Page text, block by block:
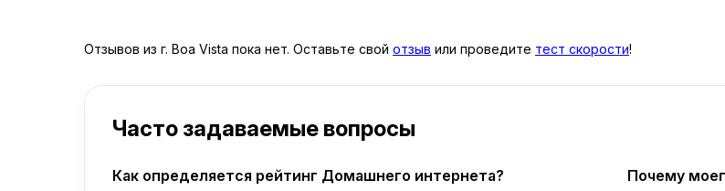
Отзывов из г. Boa Vista пока нет. Оставьте свой отзыв или проведите тест скорости!
Часто задаваемые вопросы
Как определяется рейтинг Домашнего интернета? Почему